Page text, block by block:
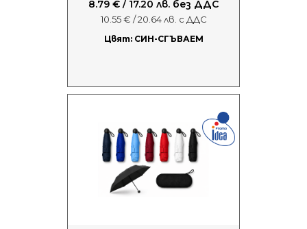
8.79 € / 17.20 лв. без ДДС
10.55 € / 20.64 лв. с ДДС
Цвят: СИН-СГЪВАЕМ